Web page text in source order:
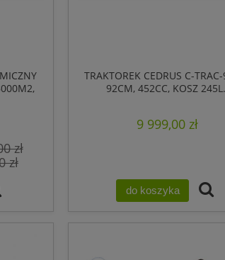
zł
zł
TRAKTOREK CEDRUS C-
92CM, 452CC, KOSZ
9 999,00 zł
do koszyka